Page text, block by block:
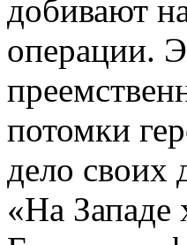
добивают
операции.
потомки
дело своих
«На Западе